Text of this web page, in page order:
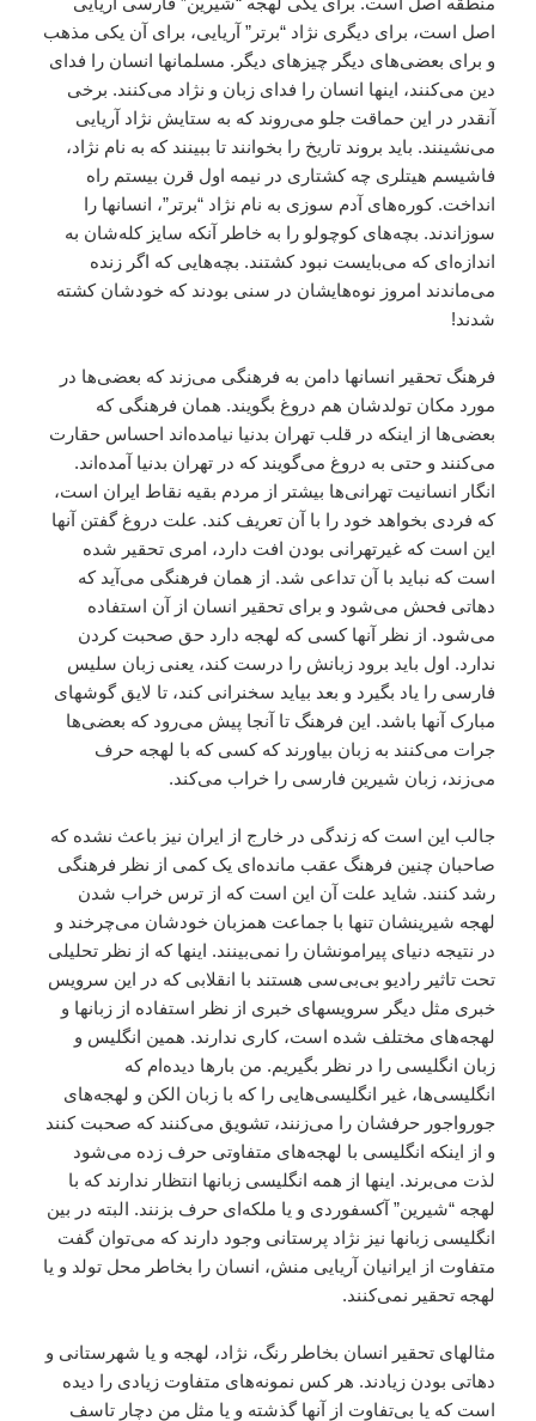
اصل است، براى ديگرى نژاد “برتر” آريايى، براى آن يکى مذهب
و براى بعضى‌هاى ديگر چيزهاى ديگر. مسلمانها انسان را فداى
دين مى‌کنند، اينها انسان را فداى زبان و نژاد مى‌کنند. برخى
آنقدر در اين حماقت جلو مى‌روند که به ستايش نژاد آريايى
مى‌نشينند. بايد بروند تاريخ را بخوانند تا ببينند که به نام نژاد،
فاشيسم هيتلرى چه کشتارى در نيمه اول قرن بيستم راه
انداخت. کوره‌هاى آدم سوزى به نام نژاد “برتر”، انسانها را
سوزاندند. بچه‌هاى کوچولو را به خاطر آنکه سايز کله‌شان به
اندازه‌اى که مى‌بايست نبود کشتند. بچه‌هايى که اگر زنده
مى‌ماندند امروز نوه‌هايشان در سنى بودند که خودشان کشته
شدند!
فرهنگ تحقير انسانها دامن به فرهنگى مى‌زند که بعضى‌ها در
مورد مکان تولدشان هم دروغ بگويند. همان فرهنگى که
بعضى‌ها از اينکه در قلب تهران بدنيا نيامده‌اند احساس حقارت
مى‌کنند و حتى به دروغ مى‌گويند که در تهران بدنيا آمده‌اند.
انگار انسانيت تهرانى‌ها بيشتر از مردم بقيه نقاط ايران است،
که فردى بخواهد خود را با آن تعريف کند. علت دروغ گفتن آنها
اين است که غير‌تهرانى بودن افت دارد، امرى تحقير شده
است که نبايد با آن تداعى شد. از همان فرهنگى مى‌آيد که
دهاتى فحش مى‌شود و براى تحقير انسان از آن استفاده
مى‌شود. از نظر آنها کسى که لهجه دارد حق صحبت کردن
ندارد. اول بايد برود زبانش را درست کند، يعنى زبان سليس
فارسى را ياد بگيرد و بعد بيايد سخنرانى کند، تا لايق گوشهاى
مبارک آنها باشد. اين فرهنگ تا آنجا پيش مى‌رود که بعضى‌ها
جرات مى‌کنند به زبان بياورند که کسى که با لهجه حرف
مى‌زند، زبان شيرين فارسى را خراب مى‌کند.
جالب اين است که زندگى در خارج از ايران نيز باعث نشده که
صاحبان چنين فرهنگ عقب مانده‌اى يک کمى از نظر فرهنگى
رشد کنند. شايد علت آن اين است که از ترس خراب شدن
لهجه شيرينشان تنها با جماعت همزبان خودشان مى‌چرخند و
در نتيجه دنياى پيرامونشان را نمى‌بينند. اينها که از نظر تحليلى
تحت تاثير راديو بى‌بى‌سى هستند با انقلابى که در اين سرويس
خبرى مثل ديگر سرويسهاى خبرى از نظر استفاده از زبانها و
لهجه‌هاى مختلف شده است، کارى ندارند. همين انگليس و
زبان انگليسى را در نظر بگيريم. من بارها ديده‌ام که
انگليسى‌ها، غير انگليسى‌هايى را که با زبان الکن و لهجه‌هاى
جورواجور حرفشان را مى‌زنند، تشويق مى‌کنند که صحبت کنند
و از اينکه انگليسى با لهجه‌هاى متفاوتى حرف زده مى‌شود
لذت مى‌برند. اينها از همه انگليسى زبانها انتظار ندارند که با
لهجه “شيرين” آکسفوردى و يا ملکه‌اى حرف بزنند. البته در بين
انگليسى زبانها نيز نژاد پرستانى وجود دارند که مى‌توان گفت
متفاوت از ايرانيان آريايى منش، انسان را بخاطر محل تولد و يا
لهجه تحقير نمى‌کنند.
مثالهاى تحقير انسان بخاطر رنگ، نژاد، لهجه و يا شهرستانى و
دهاتى بودن زيادند. هر کس نمونه‌هاى متفاوت زيادى را ديده
است که يا بى‌تفاوت از آنها گذشته و يا مثل من دچار تاسف